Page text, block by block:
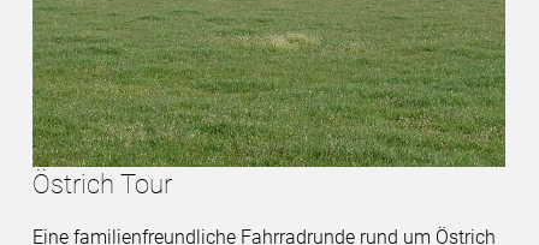
Östrich Tour
Eine familienfreundliche Fahrradrunde rund um Östrich